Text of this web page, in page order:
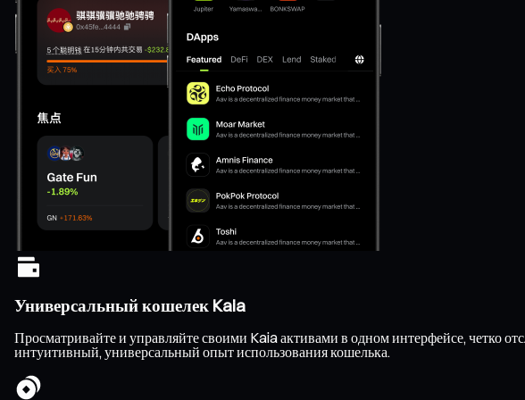
Универсальный кошелек Kaia
Просматривайте и управляйте своими Kaia активами в одном интерфейсе, четко
интуитивный, универсальный опыт использования кошелька.